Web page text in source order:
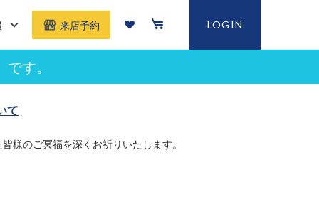
来店予約 LOGIN
す。
て
様のご冥福を深くお祈りいたします。